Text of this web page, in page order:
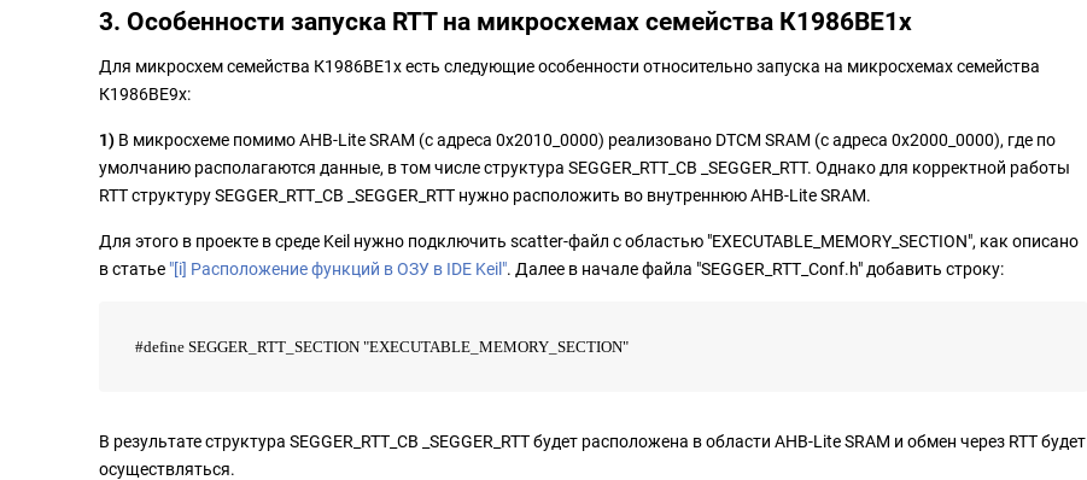
3. Особенности запуска RTT на микросхемах семейства К1986ВЕ1x
Для микросхем семейства К1986ВЕ1x есть следующие особенности относительно запуска на микросхемах семейства
К1986ВЕ9x:
1) В микросхеме помимо AHB-Lite SRAM (с адреса 0x2010_0000) реализовано DTCM SRAM (c адреса 0x2000_0000), где по
умолчанию располагаются данные, в том числе структура SEGGER_RTT_CB _SEGGER_RTT. Однако для корректной работы
RTT структуру SEGGER_RTT_CB _SEGGER_RTT нужно расположить во внутреннюю AHB-Lite SRAM.
Для этого в проекте в среде Keil нужно подключить scatter-файл c областью "EXECUTABLE_MEMORY_SECTION", как описано
в статье "[i] Расположение функций в ОЗУ в IDE Keil ". Далее в начале файла "SEGGER_RTT_Conf.h" добавить строку:
#define SEGGER_RTT_SECTION "EXECUTABLE_MEMORY_SECTION"
В результате структура SEGGER_RTT_CB _SEGGER_RTT будет расположена в области AHB-Lite SRAM и обмен через RTT будет
осуществляться.